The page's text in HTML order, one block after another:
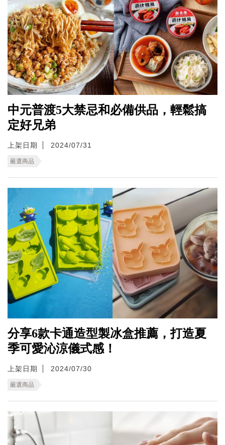
中元普渡5大禁忌和必備供品，輕鬆搞
定好兄弟
上架日期 2024/07/31
嚴選商品
分享6款卡通造型製冰盒推薦，打造夏
季可愛沁涼儀式感！
上架日期 2024/07/30
嚴選商品